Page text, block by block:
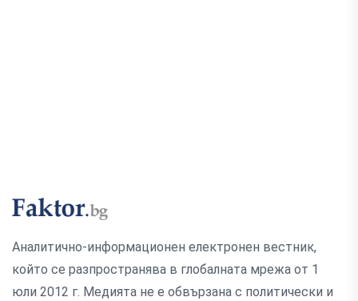
Аналитично-информационен електронен вестник,
който се разпространява в глобалната мрежа от 1
юли 2012 г. Медията не е обвързана с политически и